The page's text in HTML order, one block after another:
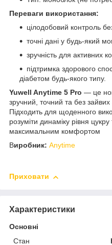
Переваги використання:
цілодобовий контроль
точні дані у будь-який
зручність для активних
підтримка здорового
діабетом будь-якого типу.
Yuwell Anytime 5 Pro — це
зручний, точний та без зайвих
Підходить для щоденного
розуміти динаміку рівня
максимальним комфортом
Виробник: Anytime
Приховати
Характеристики
Основні
Стан